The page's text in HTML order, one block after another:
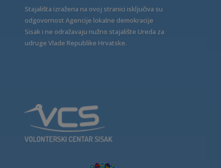
Stajališta izražena na ovoj stranici isključiva su
odgovornost Agencije lokalne demokracije
Sisak i ne odražavaju nužno stajalište Ureda za
udruge Vlade Republike Hrvatske.